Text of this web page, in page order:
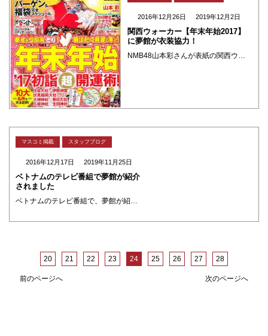
2016年12月26日 2019年12月2日
関西ウォーカー【年末年始2017】
に夢館が衣装協力！
NMB48山本彩さんが表紙の関西ウォーカー年末年始号。 初詣どこいこう…？？と迷っている方は必見です！ 関西の10の有名神社がどどーんと27Pにわたり詳しく紹介されています！ この初詣特集でモデルさんが着ている振袖は全て ・・・
マスコミ掲載 スタッフブログ
2016年12月17日 2019年11月25日
ベトナムのテレビ番組で夢館が紹介
されました
前のページへ
20 21 22 23 24 25 26 27 28
次のページへ